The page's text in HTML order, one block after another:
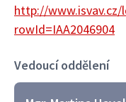
http://
rowId=IAA2046904
Vedoucí oddělení